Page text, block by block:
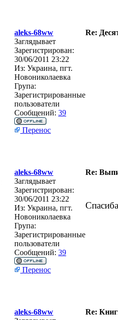
aleks-68ww
Re:
Заглядывает
Зарегистрирован:
30/06/2011 23:22
Из: Украина, пгт.
Новониколаевка
Група:
Зарегистрированные
пользователи
Сообщений: 39
Перенос
aleks-68ww
Re:
Заглядывает
Зарегистрирован:
30/06/2011 23:22
Из: Украина, пгт.
Новониколаевка
Група:
Зарегистрированные
пользователи
Сообщений: 39
Перенос
aleks-68ww
Re: